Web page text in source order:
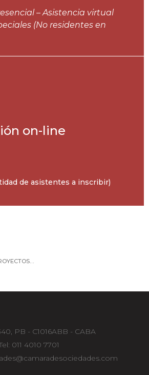
– Asistencia virtual
(No residentes en
on-line
de asistentes a inscribir)
PB - C1016ABB - CABA
011 4010 7701